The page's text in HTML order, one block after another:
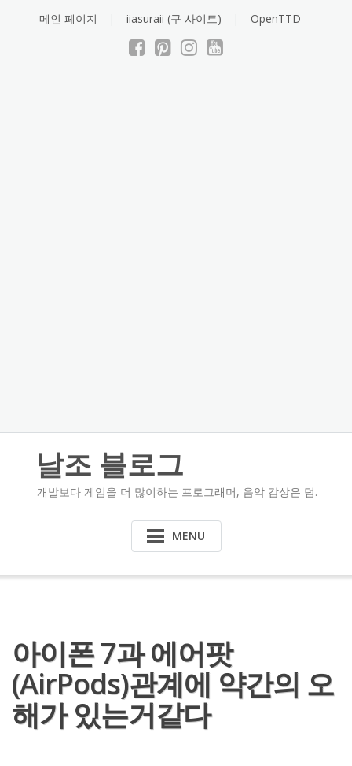
메인 페이지 iiasuraii (구 사이트) OpenTTD
날조 블로그
개발보다 게임을 더 많이하는 프로그래머, 음악 감상은 덤.
MENU
아이폰 7과 에어팟
(AirPods)관계에 약간의 오
해가 있는거같다